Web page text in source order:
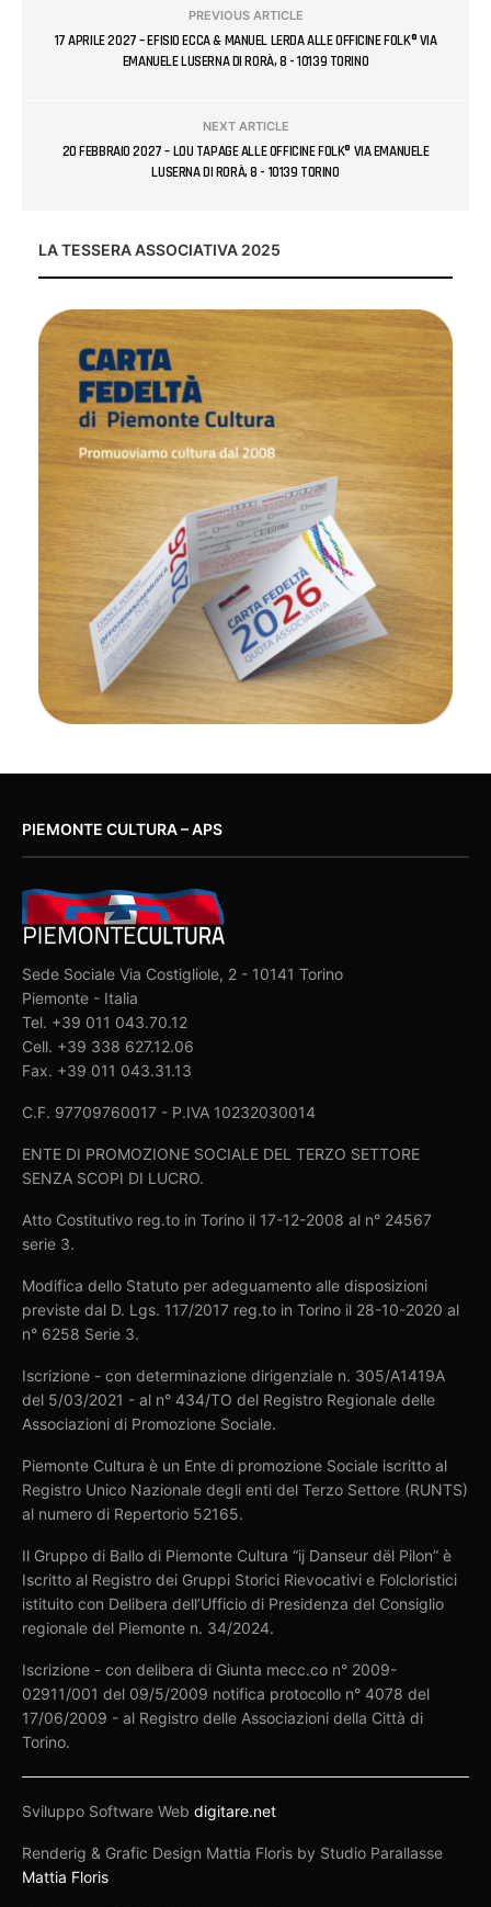
PREVIOUS ARTICLE
17 APRILE 2027 – EFISIO ECCA & MANUEL LERDA ALLE OFFICINE FOLK® VIA
EMANUELE LUSERNA DI RORÀ, 8 - 10139 TORINO
NEXT ARTICLE
20 FEBBRAIO 2027 – LOU TAPAGE ALLE OFFICINE FOLK® VIA EMANUELE
LUSERNA DI RORÀ, 8 - 10139 TORINO
LA TESSERA ASSOCIATIVA 2025
PIEMONTE CULTURA – APS
Sede Sociale Via Costigliole, 2 - 10141 Torino
Piemonte - Italia
Tel. +39 011 043.70.12
Cell. +39 338 627.12.06
Fax. +39 011 043.31.13
C.F. 97709760017 - P.IVA 10232030014
ENTE DI PROMOZIONE SOCIALE DEL TERZO SETTORE
SENZA SCOPI DI LUCRO.
Atto Costitutivo reg.to in Torino il 17-12-2008 al n° 24567
serie 3.
Modifica dello Statuto per adeguamento alle disposizioni
previste dal D. Lgs. 117/2017 reg.to in Torino il 28-10-2020 al
n° 6258 Serie 3.
Iscrizione - con determinazione dirigenziale n. 305/A1419A
del 5/03/2021 - al n° 434/TO del Registro Regionale delle
Associazioni di Promozione Sociale.
Piemonte Cultura è un Ente di promozione Sociale iscritto al
Registro Unico Nazionale degli enti del Terzo Settore (RUNTS)
al numero di Repertorio 52165.
Il Gruppo di Ballo di Piemonte Cultura “ij Danseur dël Pilon” è
Iscritto al Registro dei Gruppi Storici Rievocativi e Folcloristici
istituito con Delibera dell’Ufficio di Presidenza del Consiglio
regionale del Piemonte n. 34/2024.
Iscrizione - con delibera di Giunta mecc.co n° 2009-
02911/001 del 09/5/2009 notifica protocollo n° 4078 del
17/06/2009 - al Registro delle Associazioni della Città di
Torino.
Sviluppo Software Webdigitare.net
Renderig & Grafic Design Mattia Floris by Studio Parallasse
Mattia Floris